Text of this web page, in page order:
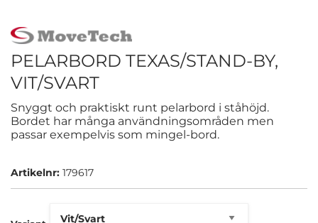
PELARBORD TEXAS/STAND-BY,
VIT/SVART
Snyggt och praktiskt runt pelarbord i ståhöjd.
Bordet har många användningsområden men
passar exempelvis som mingel-bord.
Artikelnr: 179617